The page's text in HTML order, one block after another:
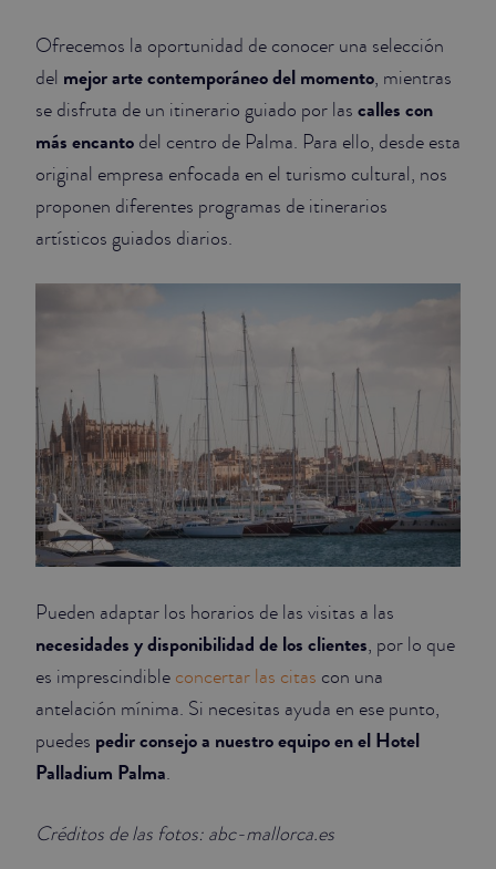
Ofrecemos la oportunidad de conocer una selección
del mejor arte contemporáneo del momento, mientras
se disfruta de un itinerario guiado por las calles con
más encanto del centro de Palma. Para ello, desde esta
original empresa enfocada en el turismo cultural, nos
proponen diferentes programas de itinerarios
artísticos guiados diarios.
Pueden adaptar los horarios de las visitas a las
necesidades y disponibilidad de los clientes, por lo que
es imprescindible concertar las citas con una
antelación mínima. Si necesitas ayuda en ese punto,
puedes pedir consejo a nuestro equipo en el Hotel
Palladium Palma.
Créditos de las fotos: abc-mallorca.es